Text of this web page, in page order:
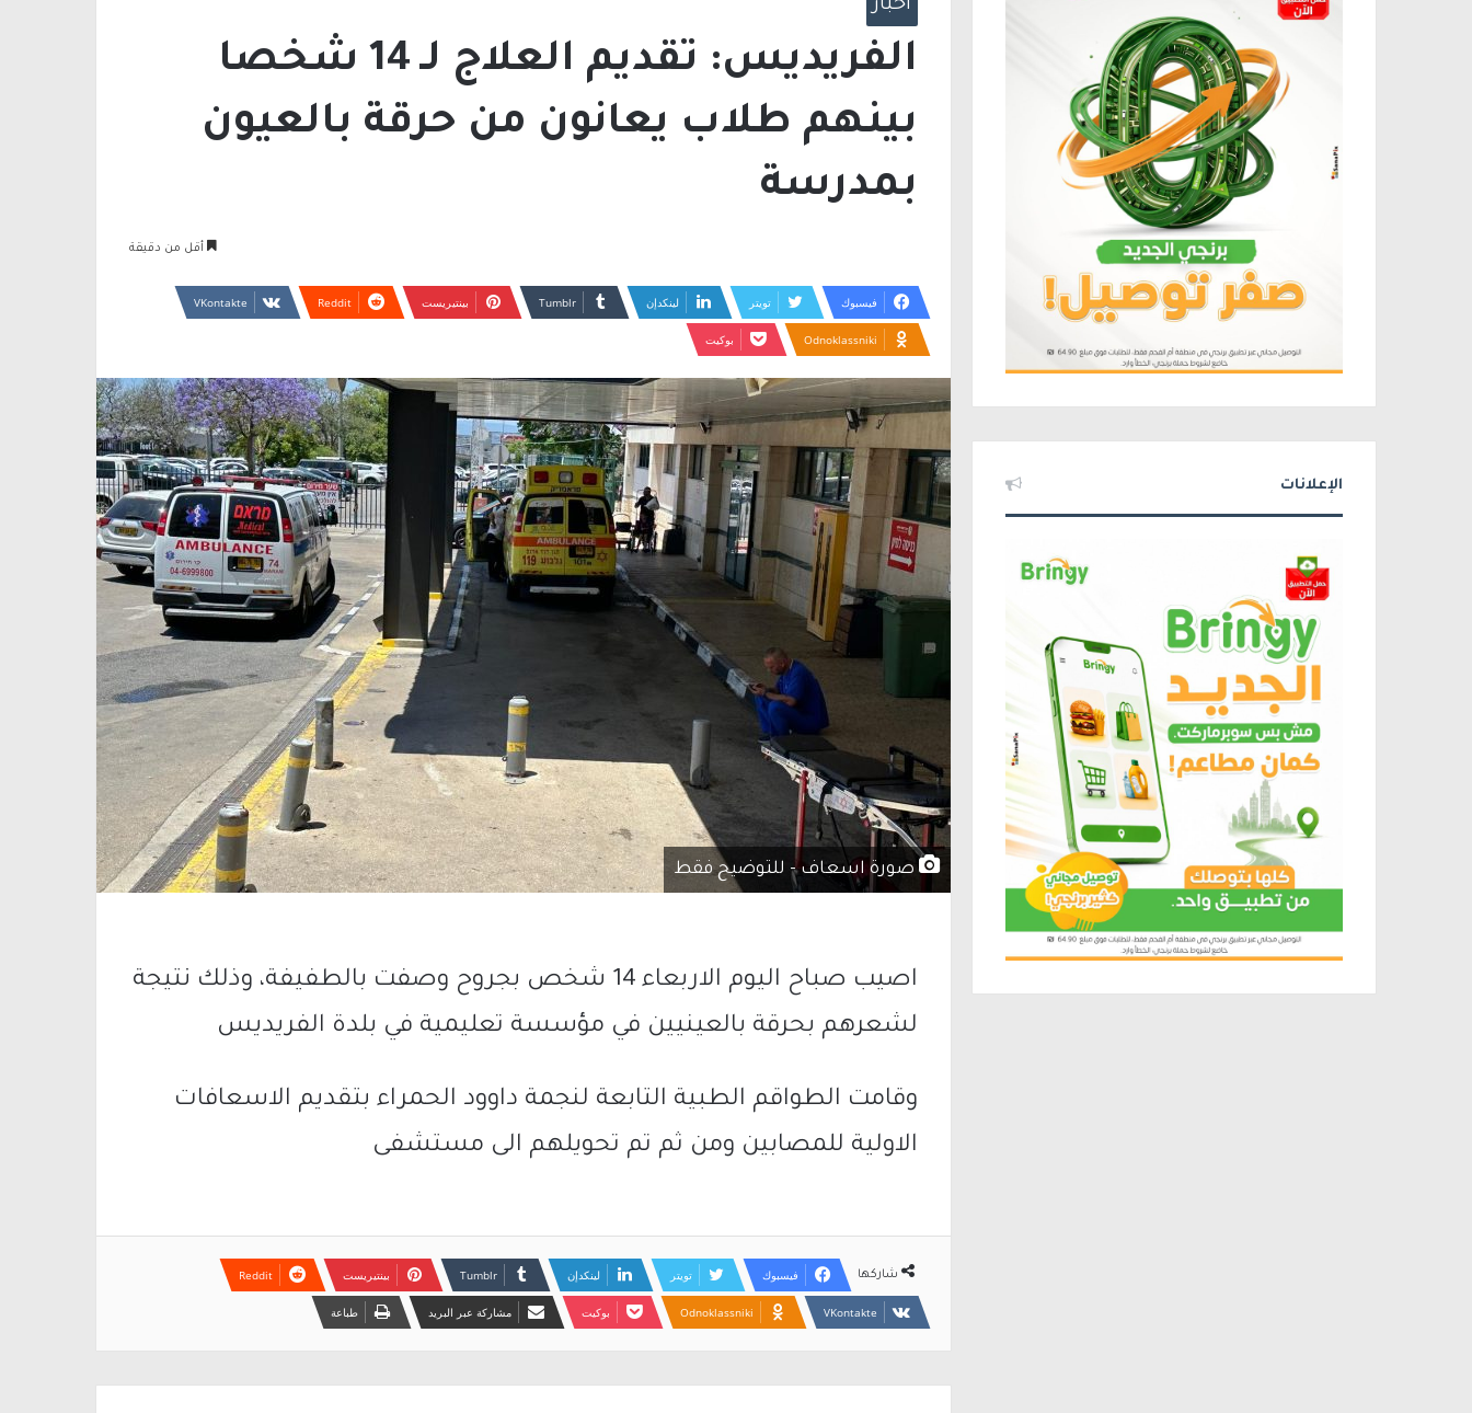
أخبار
الفريديس: تقديم العلاج لـ 14 شخصا
بينهم طلاب يعانون من حرقة بالعيون
بمدرسة
أقل من دقيقة
فيسبوك تويتر لينكدإن بينتيريست
Odnoklassniki بوكيت
صورة اسعاف - للتوضيح فقط
اصيب صباح اليوم الاربعاء 14 شخص بجروح وصفت بالطفيفة، وذلك نتيجة
لشعرهم بحرقة بالعينيين في مؤسسة تعليمية في بلدة الفريديس
وقامت الطواقم الطبية التابعة لنجمة داوود الحمراء بتقديم الاسعافات
الاولية للمصابين ومن ثم تم تحويلهم الى مستشفى
شاركها فيسبوك تويتر لينكدإن بينتيريست
Odnoklassniki بوكيت مشاركة عبر البريد طباعة
الإعلانات